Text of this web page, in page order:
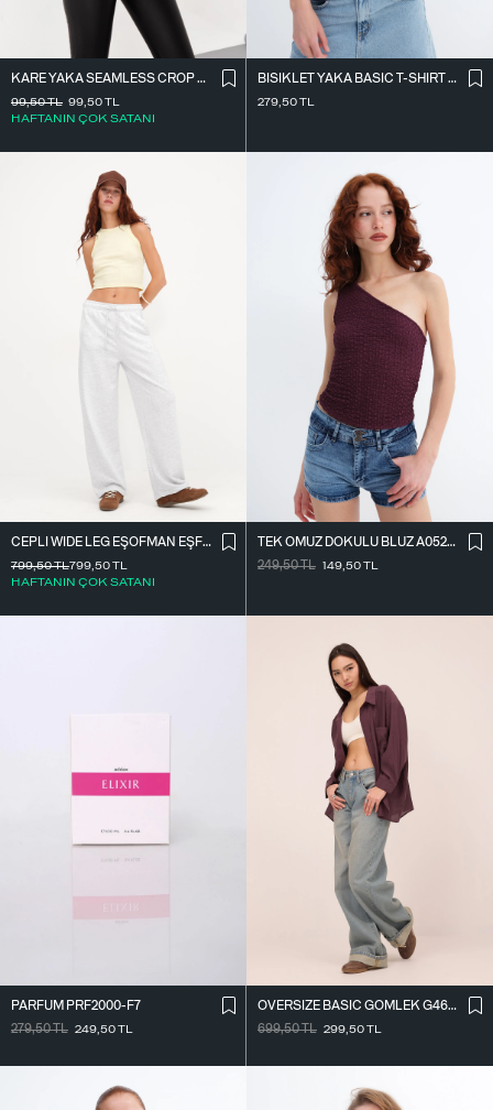
KARE YAKA SEAMLESS CROP ATLET A0187-L5
99,50TL
HAFTANIN ÇOK SATANI
99,50TL
BISIKLET YAKA BASIC T-SHIRT P4322-1
279,50TL
CEPLI WIDE LEG EŞOFMAN EŞF10487
799,50TL
HAFTANIN ÇOK SATANI
799,50TL
TEK OMUZ DOKULU BLUZ A0522-E2
249,50TL 149,50TL
PARFÜM PRF2000-F7
279,50TL 249,50TL
OVERSIZE BASIC GÖMLEK G4612-Z2
699,50TL 299,50TL